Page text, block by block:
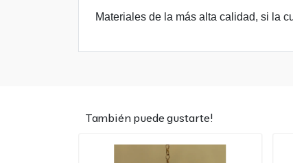
Materiales de la más alta calidad, si la
También puede gustarte!